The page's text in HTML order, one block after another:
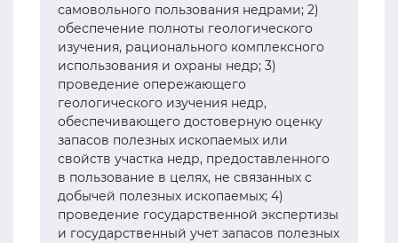
самовольного пользования недрами; 2)
обеспечение полноты геологического
изучения, рационального комплексного
использования и охраны недр; 3)
проведение опережающего
геологического изучения недр,
обеспечивающего достоверную оценку
запасов полезных ископаемых или
свойств участка недр, предоставленного
в пользование в целях, не связанных с
добычей полезных ископаемых; 4)
проведение государственной экспертизы
и государственный учет запасов полезных